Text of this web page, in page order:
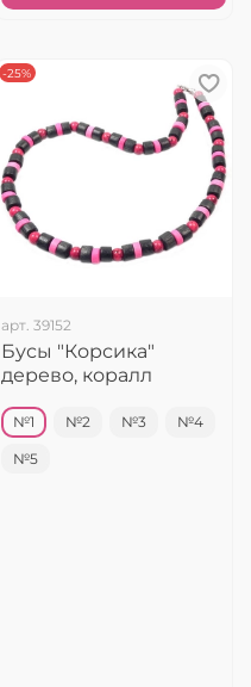
-25%
арт. 39152
Бусы "Корсика"
дерево, коралл
№1 №2 №3 №4
№5